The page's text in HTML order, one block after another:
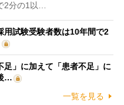
2分の1以…
用試験受験者数は10年間で2
足」に加えて「患者不足」に
…
一覧を見る